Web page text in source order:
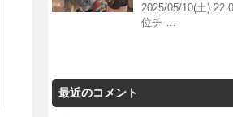
2025/05/10(土)
位チ …
最近のコメント